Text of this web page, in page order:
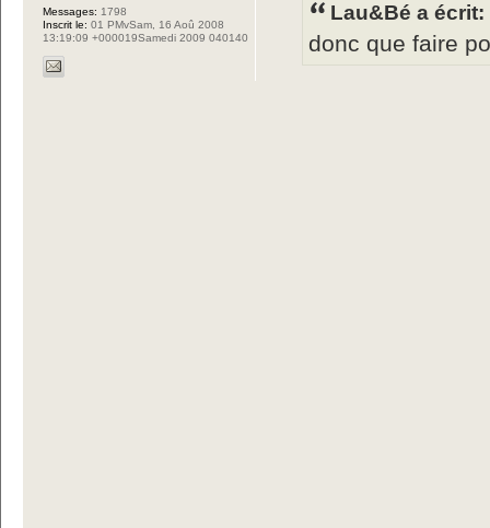
Lau&Bé a écrit:
donc que faire
Messages: 1798
Inscrit le: 01 PMvSam, 16 Aoû 2008
13:19:09 +000019Samedi 2009 040140